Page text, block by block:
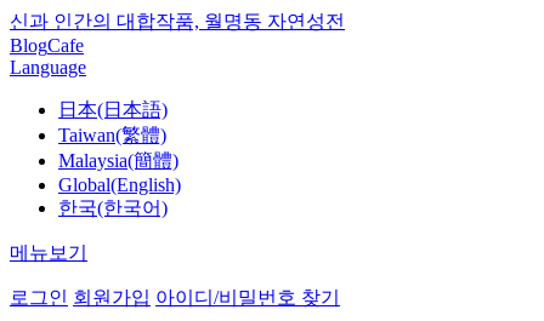
신과 인간의 대합작품, 월명동 자연성전
BlogCafe
Language
日本(日本語)
Taiwan(繁體)
Malaysia(簡體)
Global(English)
한국(한국어)
메뉴보기
로그인 회원가입 아이디/비밀번호 찾기